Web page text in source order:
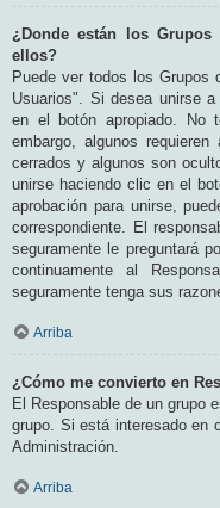
¿Donde están los
ellos?
Puede ver todos los Grupos
Usuarios". Si desea unirse
en el botón apropiado. No
embargo, algunos
cerrados y algunos son
unirse haciendo clic en el
aprobación para unirse,
correspondiente. El
seguramente le preguntará
continuamente al
seguramente tenga sus
Arriba
¿Cómo me convierto en
El Responsable de un grupo
grupo. Si está interesado en
Administración.
Arriba